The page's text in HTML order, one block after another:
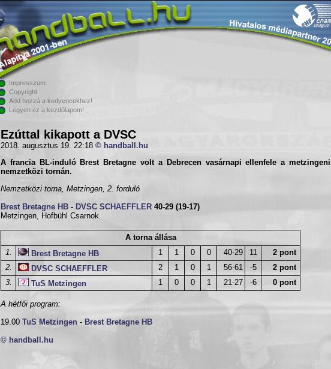
Impresszum
Copyright
Add hozzá a kedvencekhez!
Legyen ez a kezdőlapom!
Ezúttal kikapott a DVSC
2018. augusztus 19. 22:18 © handball.hu
A francia BL-induló Brest Bretagne volt a Debrecen vasárnapi ellenfele a metzingeni
nemzetközi tornán.
Nemzetközi torna, Metzingen, 2. forduló
Brest Bretagne HB - DVSC SCHAEFFLER 40-29 (19-17)
Metzingen, Hofbühl Csarnok
A torna állása
1.
Brest Bretagne HB 1 1 0 0 40-29 11
2 pont
2.
DVSC SCHAEFFLER 2 1 0 1 56-61 -5
2 pont
3.
TuS Metzingen 1 0 0 1 21-27 -6 0 pont
A hétfői program:
19.00 TuS Metzingen - Brest Bretagne HB
© handball.hu